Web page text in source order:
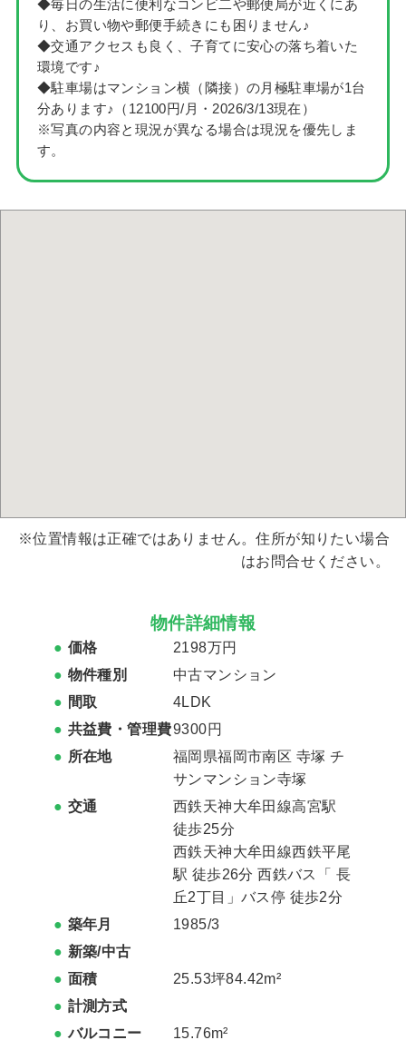
◆毎日の生活に便利なコンビ二や郵便局が近くにあ
り、お買い物や郵便手続きにも困りません♪
◆交通アクセスも良く、子育てに安心の落ち着いた
環境です♪
◆駐車場はマンション横（隣接）の月極駐車場が1台
分あります♪（12100円/月・2026/3/13現在）
※写真の内容と現況が異なる場合は現況を優先しま
す。
※位置情報は正確ではありません。住所が知りたい場合
はお問合せください。
物件詳細情報
価格
2198万円
物件種別
中古マンション
間取
4LDK
共益費・管理費9300円
所在地
福岡県福岡市南区 寺塚 チ
サンマンション寺塚
交通
西鉄天神大牟田線高宮駅
徒歩25分
西鉄天神大牟田線西鉄平尾
駅 徒歩26分 西鉄バス「 長
丘2丁目」バス停 徒歩2分
築年月
1985/3
新築/中古
面積
25.53坪84.42m²
計測方式
バルコニー
15.76m²